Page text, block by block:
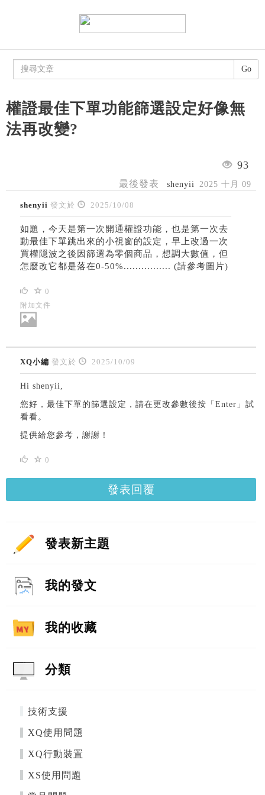
權證最佳下單功能篩選設定好像無
法再改變?
93
最後發表 shenyii 2025 十月 09
shenyii 發文於 2025/10/08
如題，今天是第一次開通權證功能，也是第一次去
動最佳下單跳出來的小視窗的設定，早上改過一次
買權隠波之後因篩選為零個商品，想調大數值，但
怎麼改它都是落在0-50%................ (請參考圖片)
0
附加文件
XQ小編 發文於 2025/10/09
Hi shenyii,
您好，最佳下單的篩選設定，請在更改參數後按「Enter」試
看看。
提供給您參考，謝謝！
0
發表回覆
Go
發表新主題
我的發文
我的收藏
分類
技術支援
XQ使用問題
XQ行動裝置
XS使用問題